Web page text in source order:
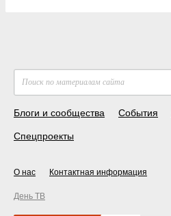
Блоги и сообщества События
Спецпроекты
О нас Контактная информация
День ТВ